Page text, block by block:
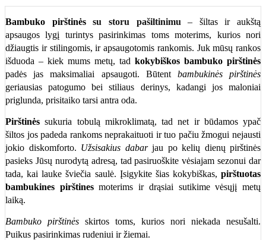
Bambuko pirštinėssu storu pašiltinimu – šiltas ir aukštą
apsaugos lygį turintys pasirinkimas toms moterims, kurios nori
džiaugtis ir stilingomis, ir apsaugotomis rankomis. Juk mūsų rankos
išduoda – kiek mums metų, tad kokybiškos bambuko pirštinės
padės jas maksimaliai apsaugoti. Būtent bambukinės pirštinės
geriausias patogumo bei stiliaus derinys, kadangi jos maloniai
priglunda, prisitaiko tarsi antra oda.
Pirštinės sukuria tobulą mikroklimatą, tad net ir būdamos ypač
šiltos jos padeda rankoms neprakaituoti ir tuo pačiu žmogui nejausti
jokio diskomforto. Užsisakius dabarjau po kelių dienų pirštinės
pasieks Jūsų nurodytą adresą, tad pasiruoškite vėsiajam sezonui dar
tada, kai lauke šviečia saulė. Įsigykite šias kokybiškas, pirštuotas
bambukines pirštinesmoterims ir drąsiai sutikime vėsųjį metų
laiką.
Bambuko pirštinės skirtos toms, kurios nori niekada nesušalti.
Puikus pasirinkimas rudeniui ir žiemai.